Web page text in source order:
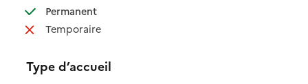
Permanent: disponible
Temporaire: non disponible
Type d’accueil